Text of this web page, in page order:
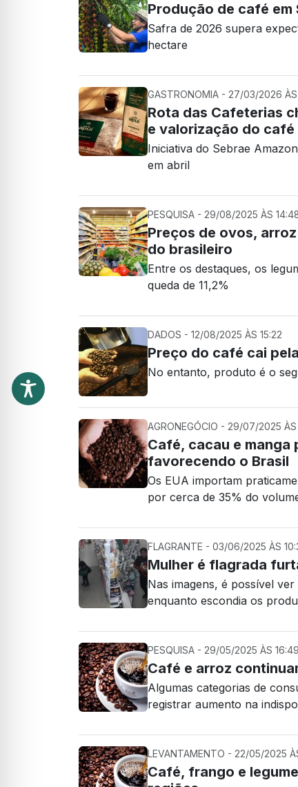
Produção de café
Safra de 2026 supera
hectare
GASTRONOMIA - 27/03/2026 ÀS
Rota das Cafeterias
e valorização do café
Iniciativa do Sebrae
em abril
PESQUISA - 29/08/2025 ÀS
Preços de ovos,
do brasileiro
Entre os destaques, os
queda de 11,2%
DADOS - 12/08/2025 ÀS 15:22
Preço do café cai
No entanto, produto é o
AGRONEGÓCIO - 29/07/2025 ÀS
Café, cacau e manga
favorecendo o Brasil
Os EUA importam
por cerca de 35% do
FLAGRANTE - 03/06/2025 ÀS
Mulher é flagrada
Nas imagens, é possível
enquanto escondia os
PESQUISA - 29/05/2025 ÀS 16:49
Café e arroz
Algumas categorias de
registrar aumento na
LEVANTAMENTO - 22/05/2025
Café, frango e